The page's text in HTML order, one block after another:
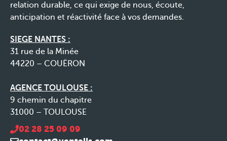
relation durable, ce qui exige de nous, écoute,
anticipation et réactivité face à vos demandes.
SIEGE NANTES :
31 rue de la Minée
44220 – COUËRON
AGENCE TOULOUSE :
9 chemin du chapitre
31000 – TOULOUSE
02 28 25 09 09